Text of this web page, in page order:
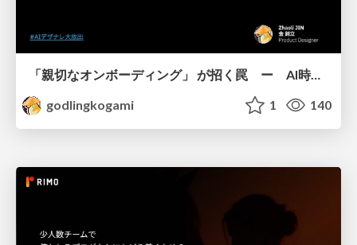
「親切なオンボーディング」 が招く罠 ー AI時代のUXデザイン
godlingkogami
1 140